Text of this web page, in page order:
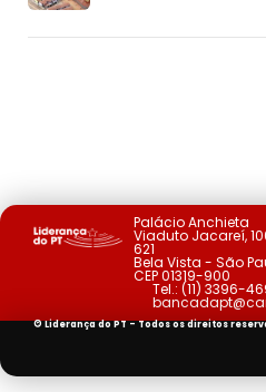
Palácio Anchieta
Viaduto Jacareí,
621
Bela Vista - São
CEP 01319-900
Tel.: (11) 3396-
© Liderança do PT - Todos os direitos